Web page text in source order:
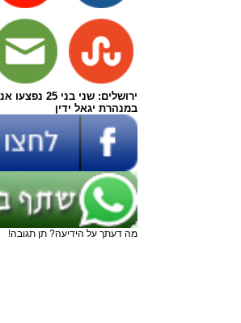
ירושלים:
במנהרת יגאל ידין
מה דעתך על הידיעה? תן תגובה!